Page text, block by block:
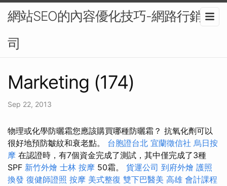
網站SEO的內容優化技巧-網路行銷公
司
Marketing (174)
Sep 22, 2013
物理或化學防曬霜您應該購買哪種防曬霜？ 抗氧化劑可以
很好地預防皺紋和衰老點。 台胞證台北 宜蘭徵信社 烏日按
摩 在認證時，有7個資金完成了測試，其中僅完成了3種
SPF 新竹外燴 士林 按摩 50霜。 貨運公司 到府外燴 護照
換發 復健師證照 按摩 美式整復 雙下巴醫美 高雄 會計課程